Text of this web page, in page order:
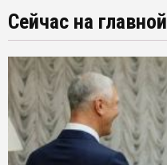
Сейчас на главной